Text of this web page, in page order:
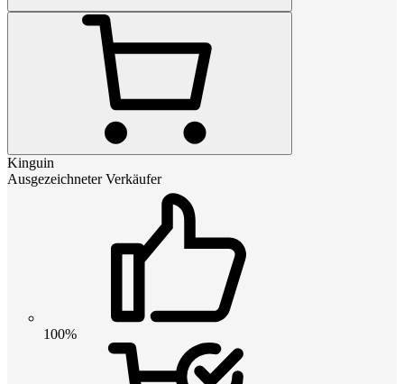
Kinguin
Ausgezeichneter Verkäufer
100%